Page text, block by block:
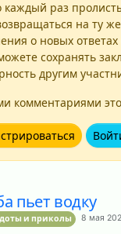
каждый раз
на ту
о новых
сохранять
другим
комментариями
пьет водку
и приколы 8 мая